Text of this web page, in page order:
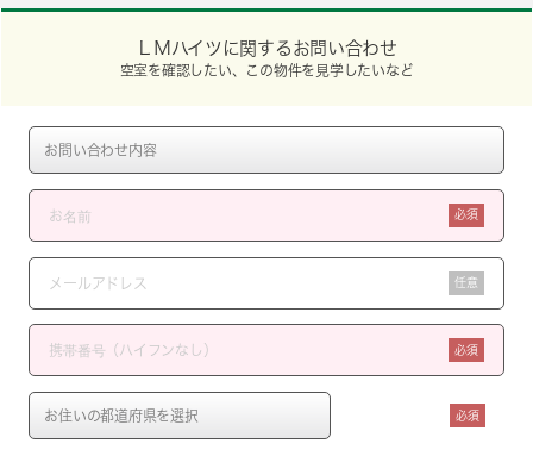
ＬＭハイツに関するお問い合わせ
空室を確認したい、この物件を見学したいなど
必須
任意
必須
必須